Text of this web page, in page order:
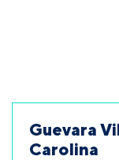
Guevara
Carolina